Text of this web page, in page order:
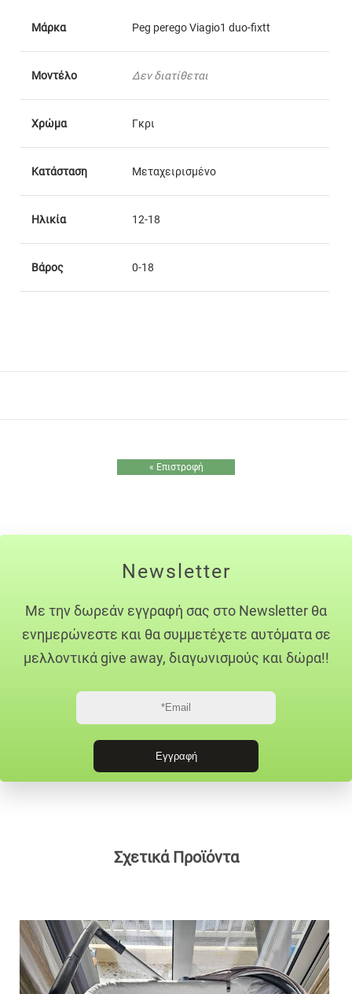
Μάρκα Peg perego Viagio1 duo-fixtt
Μοντέλο Δεν διατίθεται
Χρώμα Γκρι
Κατάσταση Μεταχειρισμένο
Ηλικία 12-18
Βάρος 0-18
« Επιστροφή
Newsletter
Με την δωρεάν εγγραφή σας στο Newsletter θα
ενημερώνεστε και θα συμμετέχετε αυτόματα σε
μελλοντικά give away, διαγωνισμούς και δώρα!!
Σχετικά Προϊόντα